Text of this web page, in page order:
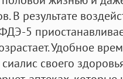
В результате
5
Удобное
своего